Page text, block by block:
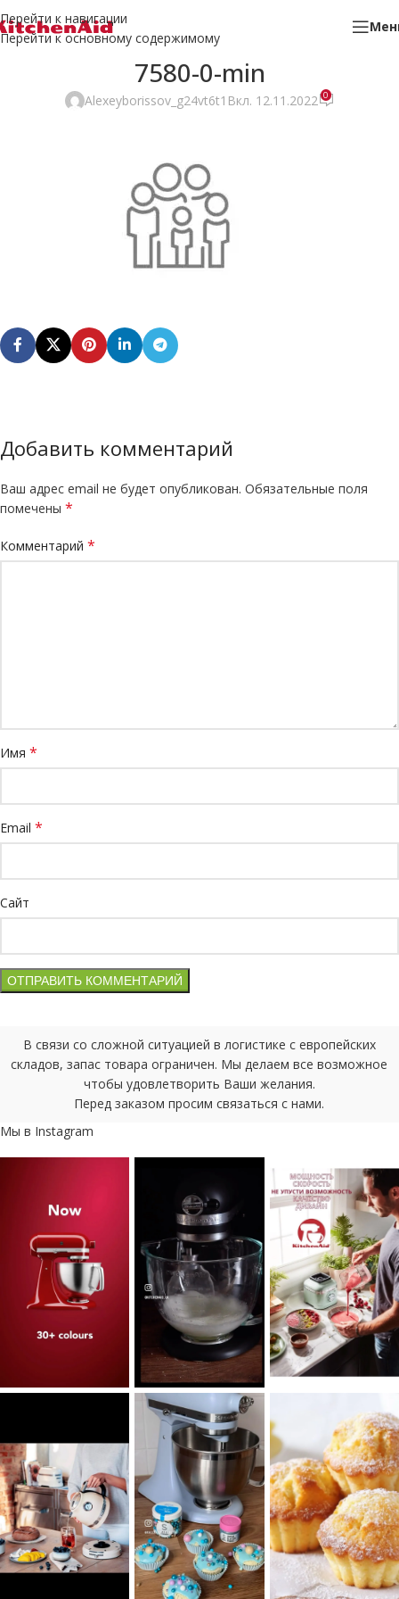
Перейти к навигации
Перейти к основному содержимому
7580-0-min
Alexeyborissov_g24vt6t1 Вкл. 12.11.2022 0
Добавить комментарий
Ваш адрес email не будет опубликован. Обязательные поля
помечены *
Комментарий *
Имя *
Email *
Сайт
В связи со сложной ситуацией в логистике с европейских
складов, запас товара ограничен. Мы делаем все возможное
чтобы удовлетворить Ваши желания.
Перед заказом просим связаться с нами.
Мы в Instagram